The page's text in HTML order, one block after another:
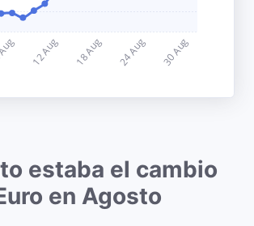
estaba el cambio
en Agosto